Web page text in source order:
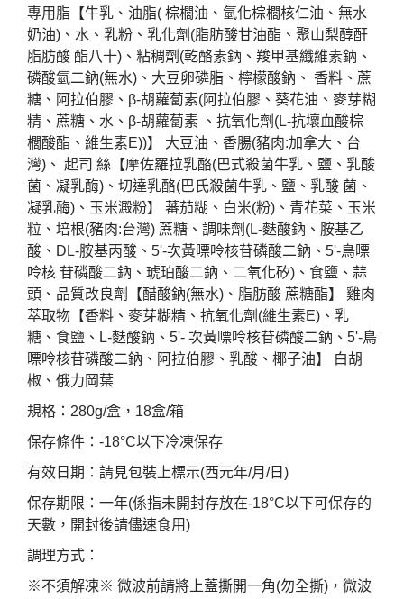
專用脂【牛乳、油脂( 棕櫚油、氫化棕櫚核仁油、無水
奶油) 、水、乳粉、乳化劑 (脂肪酸甘油酯、聚山梨醇酐
脂肪酸 酯八十) 、粘稠劑 (乾酪素鈉、羧甲基纖維素鈉、
磷酸氫二鈉(無水) 、大豆卵磷脂、檸檬酸鈉、 香料、蔗
糖、阿拉伯膠、β-胡蘿蔔素(阿拉伯膠、葵花油、麥芽糊
精、蔗糖、水、β-胡蘿蔔素 、抗氧化劑 (L-抗壞血酸棕
櫚酸酯、維生素E))】 大豆油、香腸(豬肉:加拿大、台
灣) 、 起司 絲【摩佐羅拉乳酪(巴式殺菌牛乳、鹽、乳酸
菌、凝乳酶) 、切達乳酪(巴氏殺菌牛乳、鹽、乳酸 菌、
凝乳酶) 、玉米澱粉】 蕃茄糊、白米(粉) 、青花菜、玉米
粒、培根(豬肉:台灣) 蔗糖、調味劑 (L-麩酸鈉、胺基乙
酸、 DL-胺基丙酸、 5'-次黃嘌呤核苷磷酸二鈉、 5'-鳥嘌
呤核 苷磷酸二鈉、琥珀酸二鈉、二氧化矽) 、食鹽、蒜
頭、品質改良劑【醋酸鈉(無水) 、脂肪酸 蔗糖酯】
雞肉
萃取物【香料、麥芽糊精、抗氧化劑 (維生素E) 、乳
糖、食鹽、 L-麩酸鈉、 5'- 次黃嘌呤核苷磷酸二鈉、 5'-鳥
嘌呤核苷磷酸二鈉、阿拉伯膠、乳酸、椰子油】
白胡
椒、俄力岡葉
規格： 280g/盒， 18盒/箱
保存條件： -18°C以下冷凍保存
有效日期：請見包裝上標示(西元年/月 /日 )
保存期限：一年(係指未開封存放在-18°C以下可保存的
天數，開封後請儘速食用)
調理方式：
※不須解凍※ 微波前請將上蓋撕開一角(勿全撕) ，微波